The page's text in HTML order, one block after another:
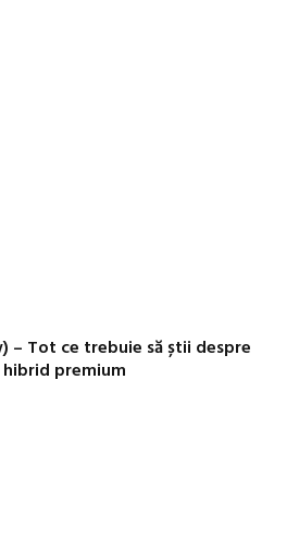
– Tot ce trebuie să știi despre
premium